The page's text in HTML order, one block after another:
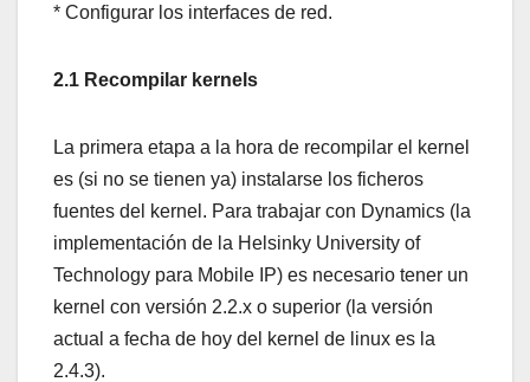
* Configurar los interfaces de red.
2.1 Recompilar kernels
La primera etapa a la hora de recompilar el kernel
es (si no se tienen ya) instalarse los ficheros
fuentes del kernel. Para trabajar con Dynamics (la
implementación de la Helsinky University of
Technology para Mobile IP) es necesario tener un
kernel con versión 2.2.x o superior (la versión
actual a fecha de hoy del kernel de linux es la
2.4.3).